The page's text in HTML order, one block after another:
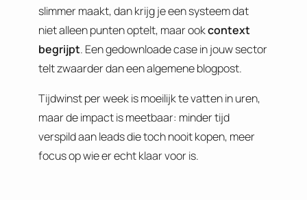
slimmer maakt, dan krijg je een systeem dat
niet alleen punten optelt, maar ookcontext
begrijpt. Een gedownloade case in jouw sector
telt zwaarder dan een algemene blogpost.
Tijdwinst per week is moeilijk te vatten in uren,
maar de impact is meetbaar: minder tijd
verspild aan leads die toch nooit kopen, meer
focus op wie er echt klaar voor is.